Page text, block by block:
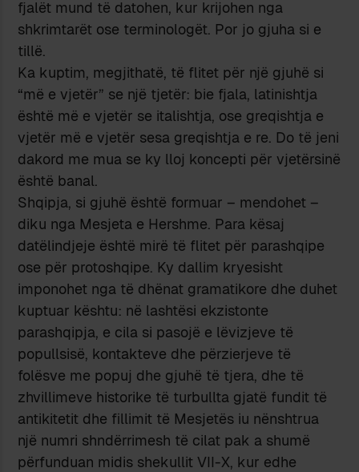
fjalët mund të datohen, kur krijohen nga
shkrimtarët ose terminologët. Por jo gjuha si e
tillë.
Ka kuptim, megjithatë, të flitet për një gjuhë si
“më e vjetër” se një tjetër: bie fjala, latinishtja
është më e vjetër se italishtja, ose greqishtja e
vjetër më e vjetër sesa greqishtja e re. Do të jeni
dakord me mua se ky lloj koncepti për vjetërsinë
është banal.
Shqipja, si gjuhë është formuar – mendohet –
diku nga Mesjeta e Hershme. Para kësaj
datëlindjeje është mirë të flitet për parashqipe
ose për protoshqipe. Ky dallim kryesisht
imponohet nga të dhënat gramatikore dhe duhet
kuptuar kështu: në lashtësi ekzistonte
parashqipja, e cila si pasojë e lëvizjeve të
popullsisë, kontakteve dhe përzierjeve të
folësve me popuj dhe gjuhë të tjera, dhe të
zhvillimeve historike të turbullta gjatë fundit të
antikitetit dhe fillimit të Mesjetës iu nënshtrua
një numri shndërrimesh të cilat pak a shumë
përfunduan midis shekullit VII-X, kur edhe